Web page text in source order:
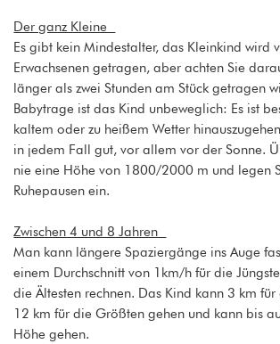
Der ganz Kleine
Es gibt kein Mindestalter, das Kleinkind wird
Erwachsenen getragen, aber achten Sie
länger als zwei Stunden am Stück getragen
Babytrage ist das Kind unbeweglich: Es ist
kaltem oder zu heißem Wetter
in jedem Fall gut, vor allem vor der Sonne.
nie eine Höhe von 1800/2000 m und legen
Ruhepausen ein.
Zwischen 4 und 8 Jahren
Man kann längere Spaziergänge ins Auge
einem Durchschnitt von 1km/h für die
die Ältesten rechnen. Das Kind kann 3 km
12 km für die Größten gehen und kann bis
Höhe gehen.